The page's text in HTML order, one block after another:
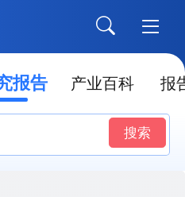
报告 产业百科 报
搜索